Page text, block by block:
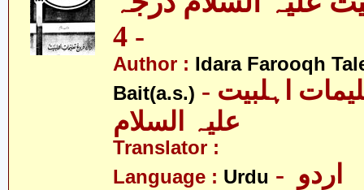
- 4
Author : Idara Farooqh
Bait(a.s.) - ادارہ فروغ تعلیمات اہلبیت
علیہ السلام
Translator :
Language : Urdu